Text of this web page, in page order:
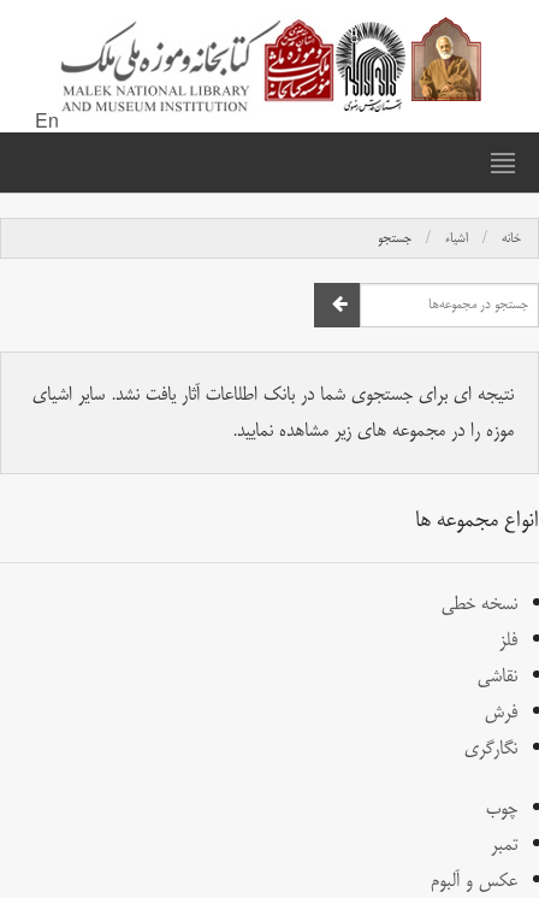
En
خانه اشیاء جستجو
نتیجه ای برای جستجوی شما در بانک اطلاعات آثار یافت نشد. سایر اشیای
موزه را در مجموعه های زیر مشاهده نمایید.
انواع مجموعه ها
نسخه خطی
فلز
نقاشی
فرش
نگارگری
چوب
تمبر
عکس و آلبوم